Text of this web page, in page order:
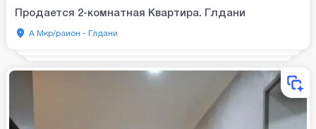
Продается 2-комнатная Квартира. Глдани
А Мкр/раион - Глдани